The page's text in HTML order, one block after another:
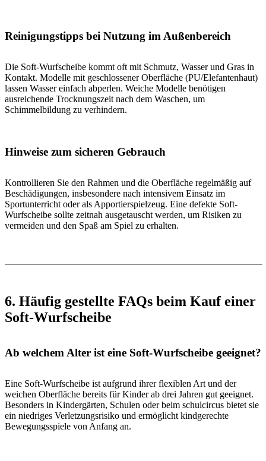
Reinigungstipps bei Nutzung im Außenbereich
Die Soft-Wurfscheibe kommt oft mit Schmutz, Wasser und Gras in
Kontakt. Modelle mit geschlossener Oberfläche (PU/Elefantenhaut)
lassen Wasser einfach abperlen. Weiche Modelle benötigen
ausreichende Trocknungszeit nach dem Waschen, um
Schimmelbildung zu verhindern.
Hinweise zum sicheren Gebrauch
Kontrollieren Sie den Rahmen und die Oberfläche regelmäßig auf
Beschädigungen, insbesondere nach intensivem Einsatz im
Sportunterricht oder als Apportierspielzeug. Eine defekte Soft-
Wurfscheibe sollte zeitnah ausgetauscht werden, um Risiken zu
vermeiden und den Spaß am Spiel zu erhalten.
6. Häufig gestellte FAQs beim Kauf einer
Soft-Wurfscheibe
Ab welchem Alter ist eine Soft-Wurfscheibe geeignet?
Eine Soft-Wurfscheibe ist aufgrund ihrer flexiblen Art und der
weichen Oberfläche bereits für Kinder ab drei Jahren gut geeignet.
Besonders in Kindergärten, Schulen oder beim schulcircus bietet sie
ein niedriges Verletzungsrisiko und ermöglicht kindgerechte
Bewegungsspiele von Anfang an.